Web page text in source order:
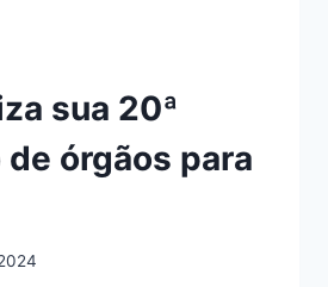
sua 20ª
órgãos para